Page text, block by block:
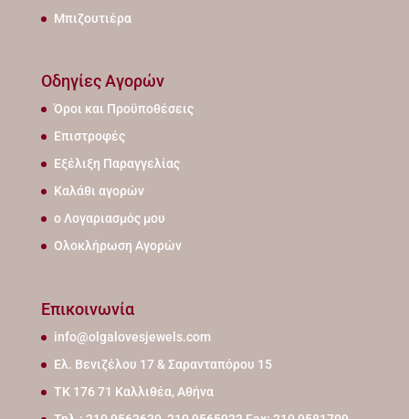
Μπιζουτιέρα
Οδηγίες Αγορών
Όροι και Προϋποθέσεις
Επιστροφές
Εξέλιξη Παραγγελίας
Καλάθι αγορών
ο Λογαριασμός μου
Ολοκλήρωση Αγορών
Επικοινωνία
info@olgalovesjewels.com
Ελ. Βενιζέλου 17 & Σαρανταπόρου 15
ΤΚ 176 71 Καλλιθέα, Αθήνα